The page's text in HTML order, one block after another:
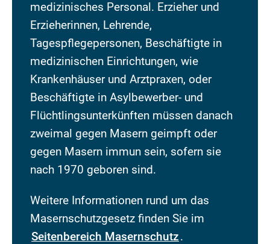
medizinisches Personal. Erzieher und
Erzieherinnen, Lehrende,
Tagespflegepersonen, Beschäftigte in
medizinischen Einrichtungen, wie
Krankenhäuser und Arztpraxen, oder
Beschäftigte in Asylbewerber- und
Flüchtlingsunterkünften müssen danach
zweimal gegen Masern geimpft oder
gegen Masern immun sein, sofern sie
nach 1970 geboren sind.
Weitere Informationen rund um das
Masernschutzgesetz finden Sie im
Seitenbereich Masernschutz.